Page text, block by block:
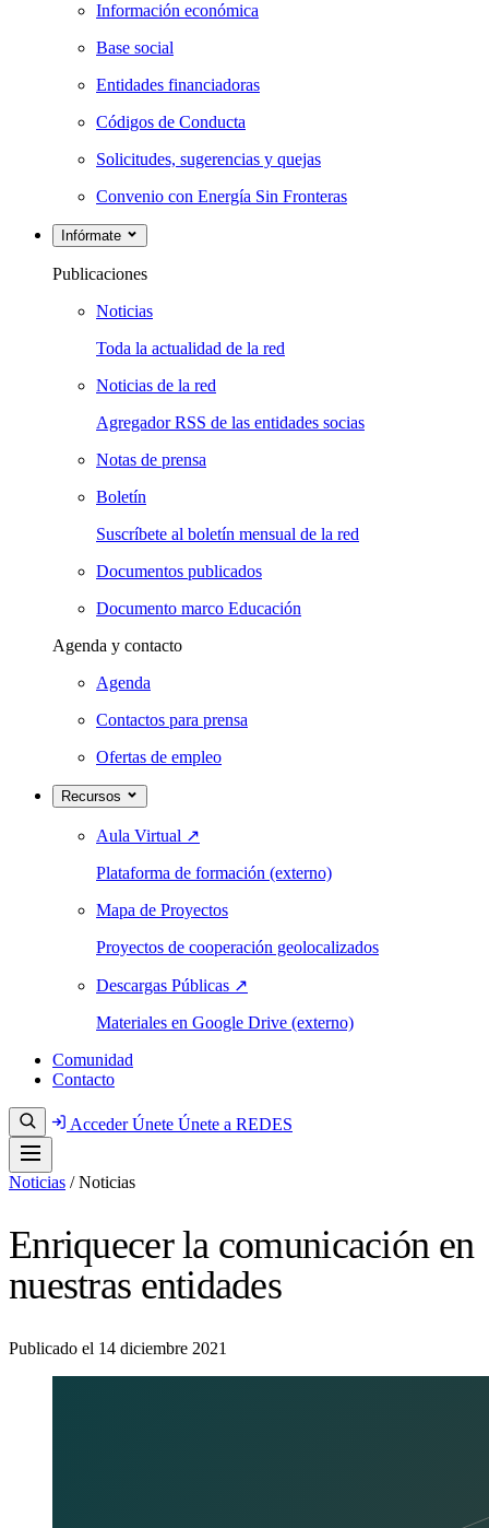
Información económica
Base social
Entidades financiadoras
Códigos de Conducta
Solicitudes, sugerencias y quejas
Convenio con Energía Sin Fronteras
Infórmate
Publicaciones
Noticias
Toda la actualidad de la red
Noticias de la red
Agregador RSS de las entidades socias
Notas de prensa
Boletín
Suscríbete al boletín mensual de la red
Documentos publicados
Documento marco Educación
Agenda y contacto
Agenda
Contactos para prensa
Ofertas de empleo
Recursos
Aula Virtual ↗
Plataforma de formación (externo)
Mapa de Proyectos
Proyectos de cooperación geolocalizados
Descargas Públicas ↗
Materiales en Google Drive (externo)
Comunidad
Contacto
AccederÚnete Únete a REDES
Noticias / Noticias
Enriquecer la comunicación en
nuestras entidades
Publicado el 14 diciembre 2021